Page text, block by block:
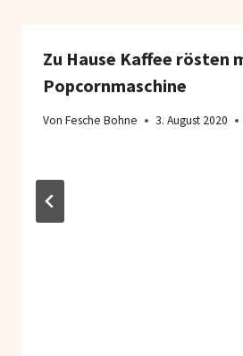
Zu Hause Kaffee rösten
Popcornmaschine
Von Fesche Bohne 3. August 2020